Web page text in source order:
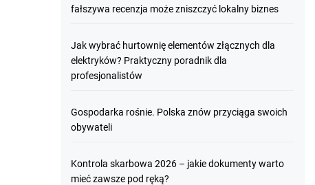
fałszywa recenzja może zniszczyć lokalny biznes
Jak wybrać hurtownię elementów złącznych dla
elektryków? Praktyczny poradnik dla
profesjonalistów
Gospodarka rośnie. Polska znów przyciąga swoich
obywateli
Kontrola skarbowa 2026 – jakie dokumenty warto
mieć zawsze pod ręką?